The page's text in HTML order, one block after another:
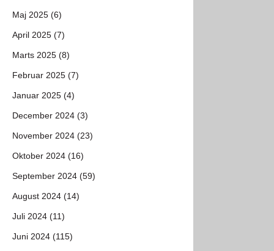
Maj 2025 (6)
April 2025 (7)
Marts 2025 (8)
Februar 2025 (7)
Januar 2025 (4)
December 2024 (3)
November 2024 (23)
Oktober 2024 (16)
September 2024 (59)
August 2024 (14)
Juli 2024 (11)
Juni 2024 (115)